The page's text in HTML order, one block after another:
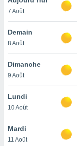
et
»,
au
vous
qu'ils
ou
le
7 Août
Demain
8 Août
Dimanche
9 Août
Lundi
10 Août
Mardi
11 Août